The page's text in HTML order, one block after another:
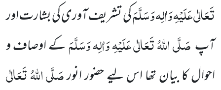
تَعَالٰی عَلَیْہِ وَاٰلِہ وَسَلَّمَکی تشریف آوری کی بشارت اور
آپصَلَّی اللہُ تَعَالٰی عَلَیْہِ وَاٰلِہ وَسَلَّمَکے اوصاف و
احوال کا بیان تھا اس لیے حضور انورصَلَّی اللہُ تَعَالٰی